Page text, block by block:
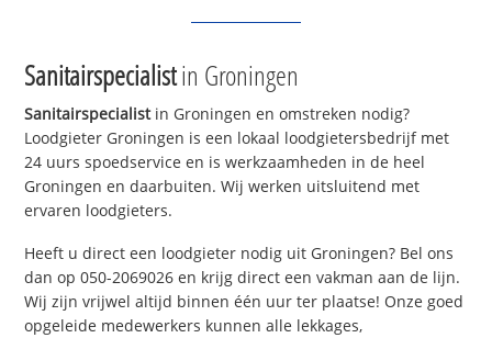
Sanitairspecialistin Groningen
Sanitairspecialistin Groningen en omstreken nodig?
Loodgieter Groningen is een lokaal loodgietersbedrijf met
24 uurs spoedservice en is werkzaamheden in de heel
Groningen en daarbuiten. Wij werken uitsluitend met
ervaren loodgieters.
Heeft u direct een loodgieter nodig uit Groningen? Bel ons
dan op 050-2069026 en krijg direct een vakman aan de lijn.
Wij zijn vrijwel altijd binnen één uur ter plaatse! Onze goed
opgeleide medewerkers kunnen alle lekkages,